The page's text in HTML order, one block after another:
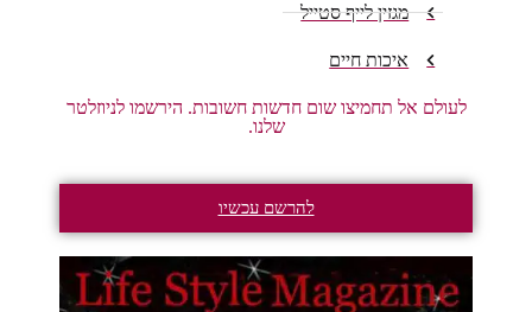
מגזין לייף סטייל
איכות חיים
לעולם אל תחמיצו שום חדשות חשובות. הירשמו לניוזלטר
שלנו.
להרשם עכשיו